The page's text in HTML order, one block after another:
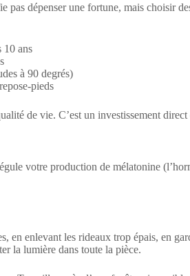
dépenser une fortune, mais choisir
10 ans
à 90 degrés)
pieds
de vie. C’est un investissement direct
votre production de mélatonine
en enlevant les rideaux trop épais, en
la lumière dans toute la pièce.